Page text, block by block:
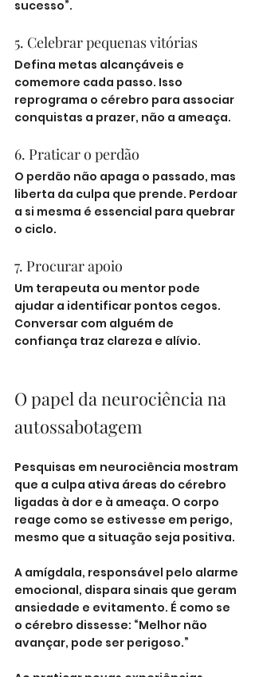
sucesso”.
5. Celebrar pequenas vitórias
Defina metas alcançáveis e
comemore cada passo. Isso
reprograma o cérebro para associar
conquistas a prazer, não a ameaça.
6. Praticar o perdão
O perdão não apaga o passado, mas
liberta da culpa que prende. Perdoar
a si mesma é essencial para quebrar
o ciclo.
7. Procurar apoio
Um terapeuta ou mentor pode
ajudar a identificar pontos cegos.
Conversar com alguém de
confiança traz clareza e alívio.
O papel da neurociência na
autossabotagem
Pesquisas em neurociência mostram
que a culpa ativa áreas do cérebro
ligadas à dor e à ameaça. O corpo
reage como se estivesse em perigo,
mesmo que a situação seja positiva.
A amígdala, responsável pelo alarme
emocional, dispara sinais que geram
ansiedade e evitamento. É como se
o cérebro dissesse: “Melhor não
avançar, pode ser perigoso.”